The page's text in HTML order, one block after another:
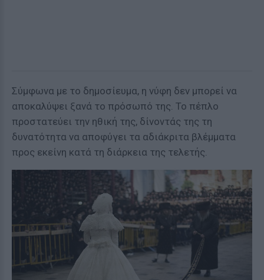
Σύμφωνα με το δημοσίευμα, η νύφη δεν μπορεί να
αποκαλύψει ξανά το πρόσωπό της. Το πέπλο
προστατεύει την ηθική της, δίνοντάς της τη
δυνατότητα να αποφύγει τα αδιάκριτα βλέμματα
προς εκείνη κατά τη διάρκεια της τελετής.